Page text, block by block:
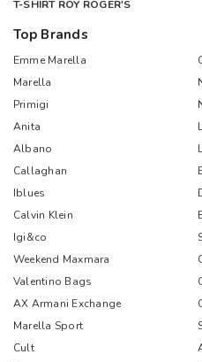
T-SHIRT ROY ROGER'S
Top Brands
Emme Marella
Marella
Primigi
Anita
Albano
Callaghan
Iblues
Calvin Klein
Igi&co
Weekend Maxmara
Valentino Bags
AX Armani Exchange
Marella Sport
Cult